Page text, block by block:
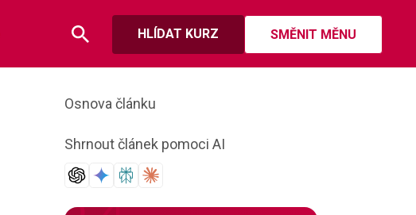
HLÍDAT KURZ SMĚNIT MĚNU
Osnova článku
Shrnout článek pomoci AI